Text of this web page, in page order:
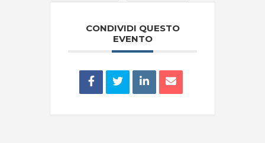
CONDIVIDI QUESTO
EVENTO